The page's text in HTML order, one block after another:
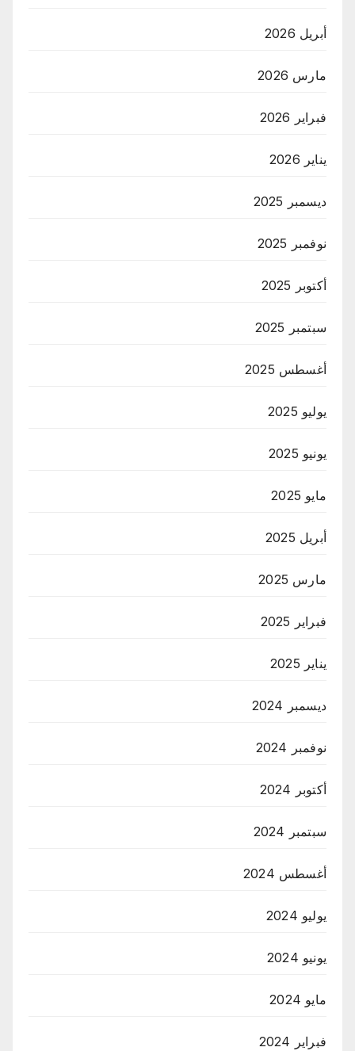
أبريل 2026
مارس 2026
فبراير 2026
يناير 2026
ديسمبر 2025
نوفمبر 2025
أكتوبر 2025
سبتمبر 2025
أغسطس 2025
يوليو 2025
يونيو 2025
مايو 2025
أبريل 2025
مارس 2025
فبراير 2025
يناير 2025
ديسمبر 2024
نوفمبر 2024
أكتوبر 2024
سبتمبر 2024
أغسطس 2024
يوليو 2024
يونيو 2024
مايو 2024
فبراير 2024